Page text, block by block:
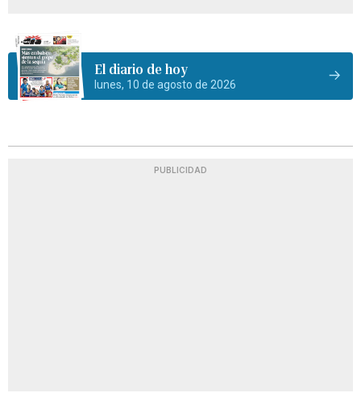
El diario de hoy
lunes, 10 de agosto de 2026
PUBLICIDAD